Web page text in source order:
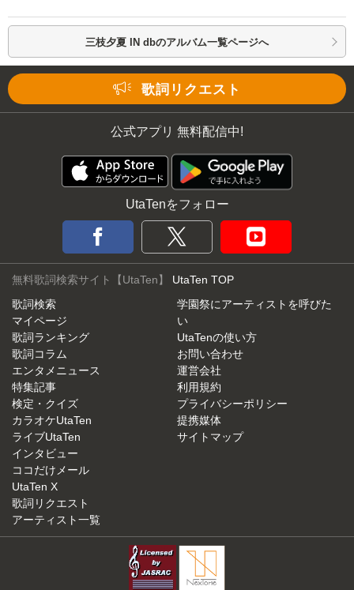
三枝夕夏 IN dbのアルバム一覧ページへ
歌詞リクエスト
公式アプリ 無料配信中!
UtaTenをフォロー
無料歌詞検索サイト【UtaTen】 UtaTen TOP
歌詞検索
マイページ
歌詞ランキング
歌詞コラム
エンタメニュース
特集記事
検定・クイズ
カラオケUtaTen
ライブUtaTen
インタビュー
ココだけメール
UtaTen X
歌詞リクエスト
アーティスト一覧
学園祭にアーティストを呼びた
い
UtaTenの使い方
お問い合わせ
運営会社
利用規約
プライバシーポリシー
提携媒体
サイトマップ